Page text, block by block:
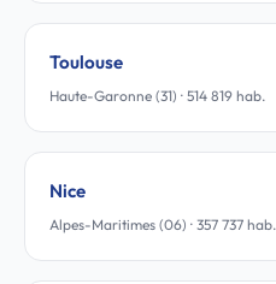
Toulouse
Haute-Garonne (31) · 514 819 hab.
Nice
Alpes-Maritimes (06) · 357 737 hab.